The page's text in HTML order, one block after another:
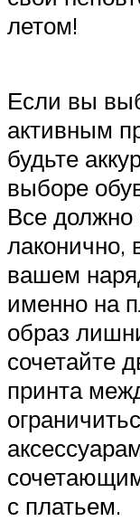
летом!
Если вы
активным
будьте
выборе
Все
лаконично,
вашем
именно на
образ
сочетайте
принта
с платьем.